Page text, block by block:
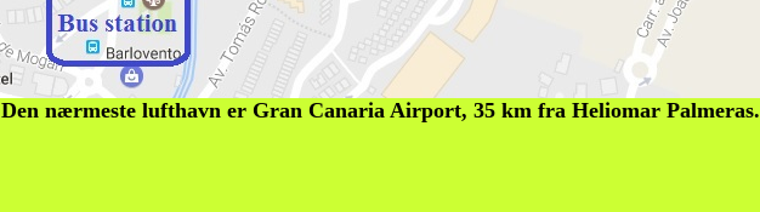
Den nærmeste lufthavn er Gran Canaria Airport, 35 km fra Heliomar Palmeras.